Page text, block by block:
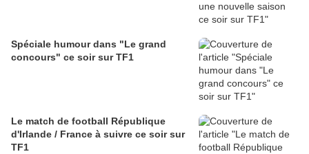
Spéciale humour dans "Le grand
concours" ce soir sur TF1
Le match de football République
d'Irlande / France à suivre ce soir sur
TF1